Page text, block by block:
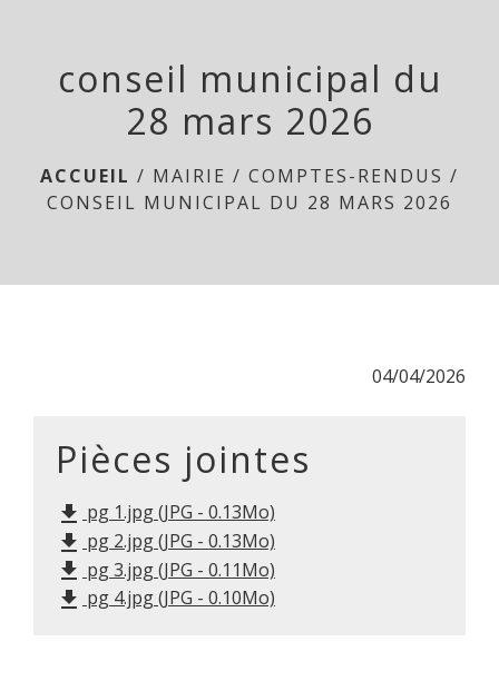
PARSAC
conseil municipal du
28 mars 2026
ACCUEIL / MAIRIE / COMPTES-RENDUS /
CONSEIL MUNICIPAL DU 28 MARS 2026
04/04/2026
Pièces jointes
file_download pg 1.jpg (JPG - 0.13Mo)
file_download pg 2.jpg (JPG - 0.13Mo)
file_download pg 3.jpg (JPG - 0.11Mo)
file_download pg 4.jpg (JPG - 0.10Mo)